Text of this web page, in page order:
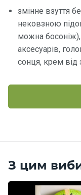
змінне взуття
нековзною
можна босоніж),
аксесуарів,
сонця, крем
З цим